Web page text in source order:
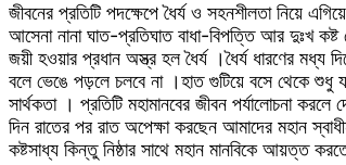
জীবনের প্রতিটি পদক্ষেপে ধৈর্য ও সহনশীলতা নিয়ে
আসেনা নানা ঘাত-প্রতিঘাত বাধা-বিপত্তি আর দুঃখ
জয়ী হওয়ার প্রধান অস্ত্র হল ধৈর্য ।ধৈর্য ধারণের মধ্য
বলে ভেঙে পড়লে চলবে না ।হাত গুটিয়ে বসে থেকে শুধু
সার্থকতা । প্রতিটি মহামানবের জীবন পর্যালোচনা
দিন রাতের পর রাত অপেক্ষা করছেন আমাদের মহান
কষ্টসাধ্য কিন্তু নিষ্ঠার সাথে মহান মানবিকে আয়ত্ত